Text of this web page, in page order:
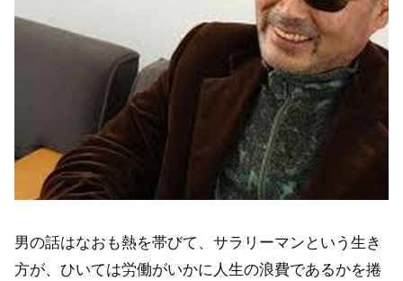
男の話はなおも熱を帯びて、サラリーマンという生き
方が、ひいては労働がいかに人生の浪費であるかを捲